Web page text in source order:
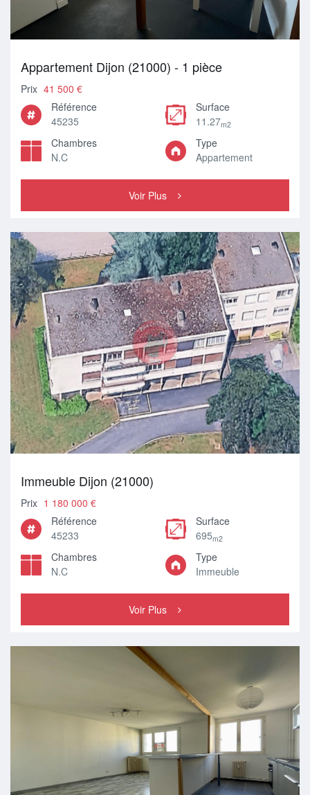
Appartement Dijon (21000) - 1 pièce
Prix 41 500 €
Référence
45235
Surface
11.27m2
Chambres
N.C
Type
Appartement
Voir Plus
Immeuble Dijon (21000)
Prix 1 180 000 €
Référence
45233
Surface
695m2
Chambres
N.C
Type
Immeuble
Voir Plus